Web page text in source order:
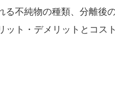
る不純物の種類、分離後
ット・デメリットとコス